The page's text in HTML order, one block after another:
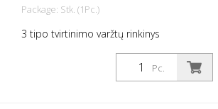
Package: Stk. (1Pc.)
3 tipo tvirtinimo varžtų rinkinys
Pc.